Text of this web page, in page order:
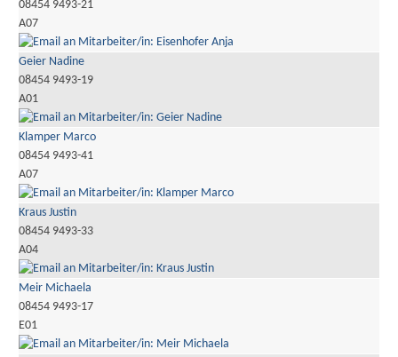
08454 9493-21
A07
Geier Nadine
08454 9493-19
A01
Klamper Marco
08454 9493-41
A07
Kraus Justin
08454 9493-33
A04
Meir Michaela
08454 9493-17
E01